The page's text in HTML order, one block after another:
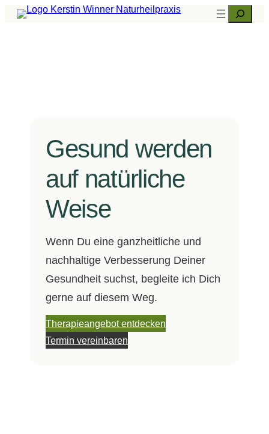
Zum
Suchen
Gesund werden
auf natürliche
Weise
Wenn Du eine ganzheitliche und
nachhaltige Verbesserung Deiner
Gesundheit suchst, begleite ich Dich
gerne auf diesem Weg.
Therapieangebot entdecken
Termin vereinbaren